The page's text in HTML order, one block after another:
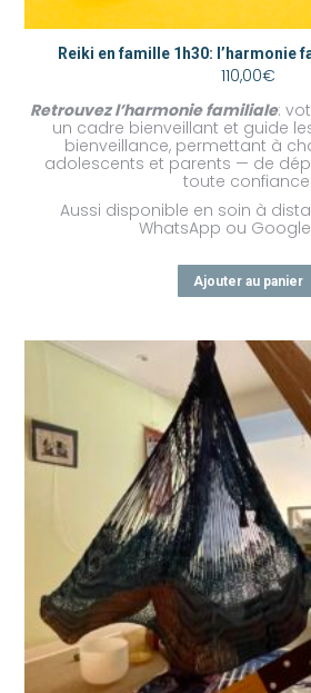
Reiki en famille 1h30: l’harmonie
110,00€
Retrouvez l’harmonie familiale:
un cadre bienveillant et guide
bienveillance, permettant à
adolescents et parents — de
toute confiance.
Aussi disponible en soin à
WhatsApp ou
Ajouter au panier